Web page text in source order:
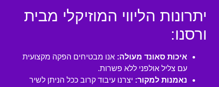
יתרונות הליווי המוזיקלי מבית
ורסנו:
איכות סאונד מעולה: אנו מבטיחים הפקה מקצועית
עם צליל אולפני ללא פשרות.
נאמנות למקור: יצרנו עיבוד קרוב ככל הניתן לשיר